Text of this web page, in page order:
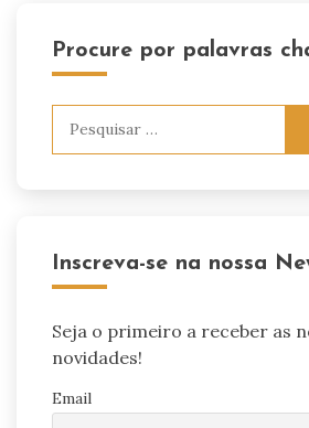
Procure por palavras
Inscreva-se na nossa
Seja o primeiro a receber as
novidades!
Email